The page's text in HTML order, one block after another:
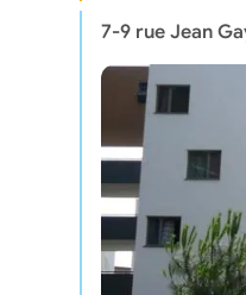
7-9 rue Jean